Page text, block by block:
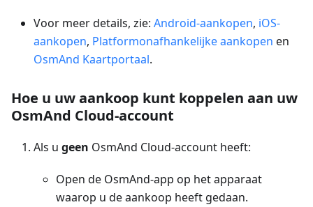
Voor meer details, zie: Android-aankopen, iOS-
aankopen, Platformonafhankelijke aankopen en
OsmAnd Kaartportaal.
Hoe u uw aankoop kunt koppelen aan uw
OsmAnd Cloud-account
Als u geen OsmAnd Cloud-account heeft:
Open de OsmAnd-app op het apparaat
waarop u de aankoop heeft gedaan.